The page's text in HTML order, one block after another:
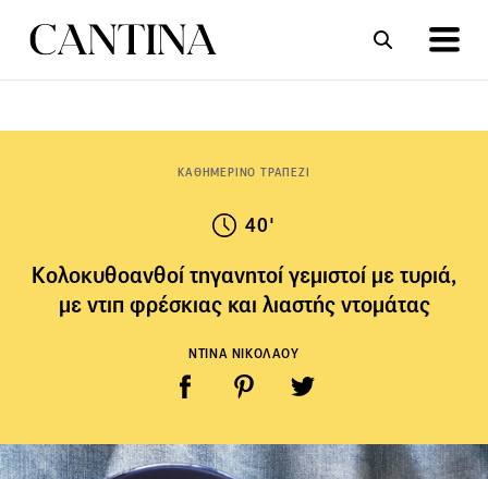
ΚΑΘΗΜΕΡΙΝΟ ΤΡΑΠΕΖΙ
40'
Κολοκυθοανθοί τηγανητοί γεμιστοί με τυριά,
με ντιπ φρέσκιας και λιαστής ντομάτας
ΝΤΙΝΑ ΝΙΚΟΛΑΟΥ